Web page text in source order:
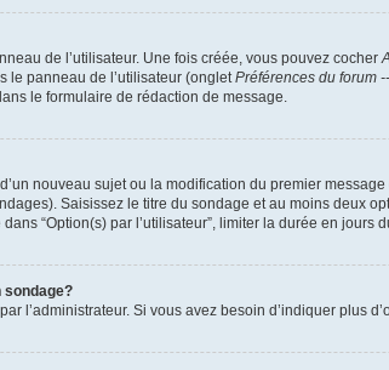
de l’utilisateur. Une fois créée, vous pouvez cocher
le panneau de l’utilisateur (onglet Préférences du forum
le formulaire de rédaction de message.
nouveau sujet ou la modification du premier
Saisissez le titre du sondage et au moins deux
“Option(s) par l’utilisateur”, limiter la durée en
sondage?
l’administrateur. Si vous avez besoin d’indiquer plus